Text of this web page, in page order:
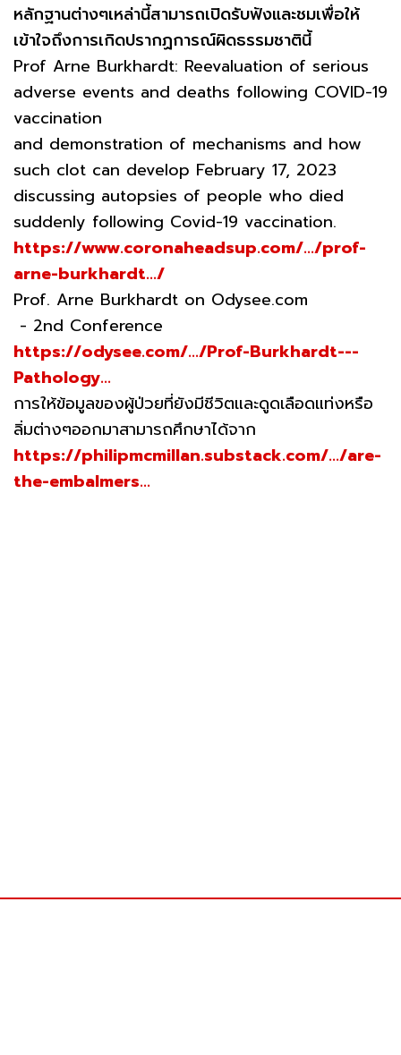
หลักฐานต่างๆเหล่านี้สามารถเปิดรับฟังและชมเพื่อให้
เข้าใจถึงการเกิดปรากฏการณ์ผิดธรรมชาตินี้
Prof Arne Burkhardt: Reevaluation of serious
adverse events and deaths following COVID-19
vaccination
and demonstration of mechanisms and how
such clot can develop February 17, 2023
discussing autopsies of people who died
suddenly following Covid-19 vaccination.
https://www.coronaheadsup.com/.../prof-
arne-burkhardt.../
Prof. Arne Burkhardt on Odysee.com
- 2nd Conference
https://odysee.com/.../Prof-Burkhardt---
Pathology...
การให้ข้อมูลของผู้ป่วยที่ยังมีชีวิตและดูดเลือดแท่งหรือ
ลิ่มต่างๆออกมาสามารถศึกษาได้จาก
https://philipmcmillan.substack.com/.../are-
the-embalmers...